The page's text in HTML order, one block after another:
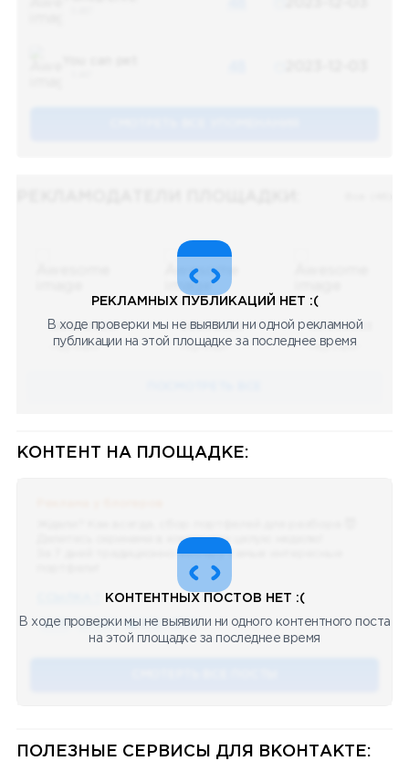
08.05.2023
Научный
08.05.2023
Научный
08.05.2023
Научный
РЕКЛАМНЫХ ПУБЛИКАЦИЙ НЕТ :(
В ходе проверки мы не выявили ни одной рекламной
публикации на этой площадке за последнее время
КОНТЕНТ НА ПЛОЩАДКЕ:
Делитесь скринами в комментах целую неделю!
За 7 дней традиционно выберу самые интересные
🔥 75 👍🏻 487 ❤️ 875 🥴 19 12.4k 12:45
КОНТЕНТНЫХ ПОСТОВ НЕТ :(
В ходе проверки мы не выявили ни одного контентного поста
на этой площадке за последнее время
ПОЛЕЗНЫЕ СЕРВИСЫ ДЛЯ ВКОНТАКТЕ: